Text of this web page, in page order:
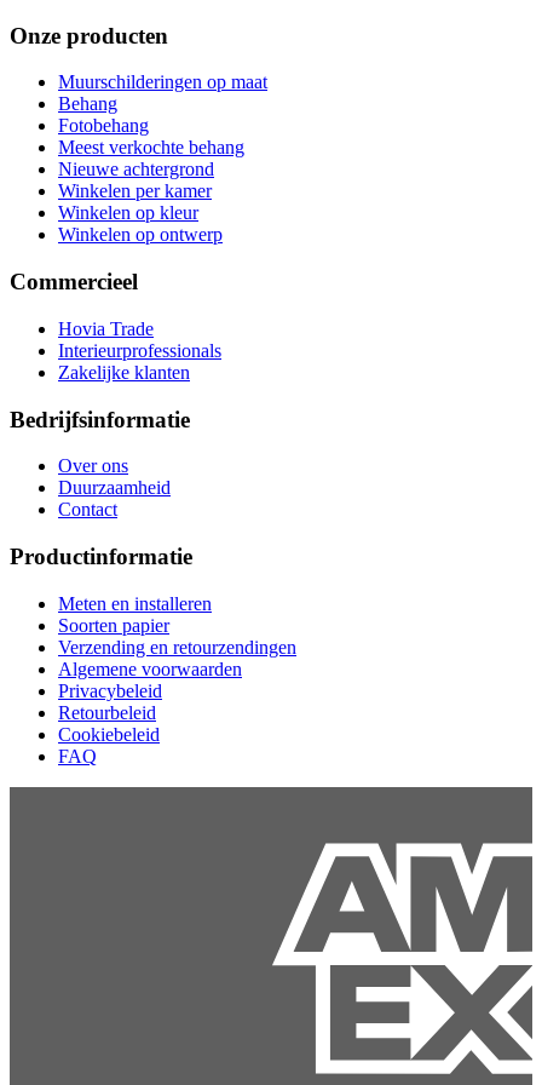
Onze producten
Muurschilderingen op maat
Behang
Fotobehang
Meest verkochte behang
Nieuwe achtergrond
Winkelen per kamer
Winkelen op kleur
Winkelen op ontwerp
Commercieel
Hovia Trade
Interieurprofessionals
Zakelijke klanten
Bedrijfsinformatie
Over ons
Duurzaamheid
Contact
Productinformatie
Meten en installeren
Soorten papier
Verzending en retourzendingen
Algemene voorwaarden
Privacybeleid
Retourbeleid
Cookiebeleid
FAQ